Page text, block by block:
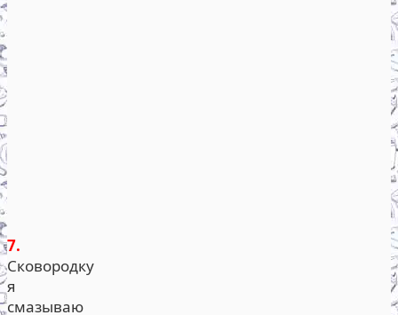
7.
Сковородку
я
смазываю